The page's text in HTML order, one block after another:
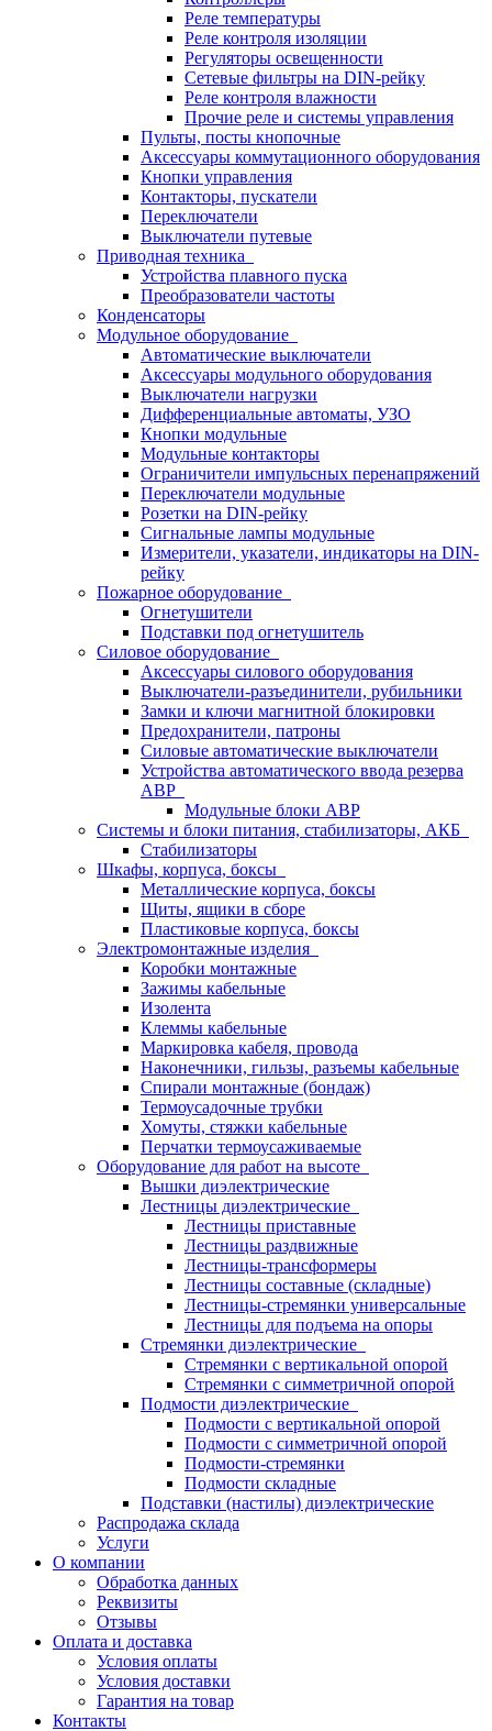
Реле температуры
Реле контроля изоляции
Регуляторы освещенности
Сетевые фильтры на DIN-рейку
Реле контроля влажности
Прочие реле и системы управления
Пульты, посты кнопочные
Аксессуары коммутационного оборудования
Кнопки управления
Контакторы, пускатели
Переключатели
Выключатели путевые
Приводная техника
Устройства плавного пуска
Преобразователи частоты
Конденсаторы
Модульное оборудование
Автоматические выключатели
Аксессуары модульного оборудования
Выключатели нагрузки
Дифференциальные автоматы, УЗО
Кнопки модульные
Модульные контакторы
Ограничители импульсных перенапряжений
Переключатели модульные
Розетки на DIN-рейку
Сигнальные лампы модульные
Измерители, указатели, индикаторы на DIN-
рейку
Пожарное оборудование
Огнетушители
Подставки под огнетушитель
Силовое оборудование
Аксессуары силового оборудования
Выключатели-разъединители, рубильники
Замки и ключи магнитной блокировки
Предохранители, патроны
Силовые автоматические выключатели
Устройства автоматического ввода резерва
АВР
Модульные блоки АВР
Системы и блоки питания, стабилизаторы, АКБ
Стабилизаторы
Шкафы, корпуса, боксы
Металлические корпуса, боксы
Щиты, ящики в сборе
Пластиковые корпуса, боксы
Электромонтажные изделия
Коробки монтажные
Зажимы кабельные
Изолента
Клеммы кабельные
Маркировка кабеля, провода
Наконечники, гильзы, разъемы кабельные
Спирали монтажные (бондаж)
Термоусадочные трубки
Хомуты, стяжки кабельные
Перчатки термоусаживаемые
Оборудование для работ на высоте
Вышки диэлектрические
Лестницы диэлектрические
Лестницы приставные
Лестницы раздвижные
Лестницы-трансформеры
Лестницы составные (складные)
Лестницы-стремянки универсальные
Лестницы для подъема на опоры
Стремянки диэлектрические
Стремянки с вертикальной опорой
Стремянки с симметричной опорой
Подмости диэлектрические
Подмости с вертикальной опорой
Подмости с симметричной опорой
Подмости-стремянки
Подмости складные
Подставки (настилы) диэлектрические
Распродажа склада
Услуги
О компании
Обработка данных
Реквизиты
Отзывы
Оплата и доставка
Условия оплаты
Условия доставки
Гарантия на товар
Контакты